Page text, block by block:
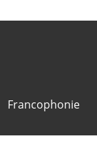
Francophonie